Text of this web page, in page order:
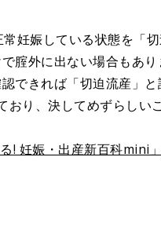
妊娠している状態を「
腟外に出ない場合もあ
できれば「切迫流産」
おり、決してめずらしい
! 妊娠・出産新百科mini」